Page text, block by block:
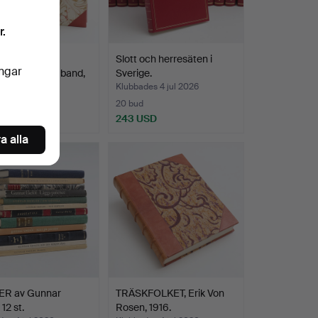
5 band,
Slott och herresäten i
Sverige.
Klubbades 4 jul 2026
20 bud
243 USD
av Gunnar
st.
TRÄSKFOLKET, Erik Von
Rosen, 1916.
alla